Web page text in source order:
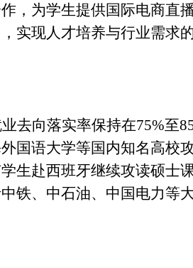
，为学生提供国际电商直
实现人才培养与行业需求
去向落实率保持在75%至
国语大学等国内知名高校
生赴西班牙继续攻读硕士课
铁、中石油、中国电力等